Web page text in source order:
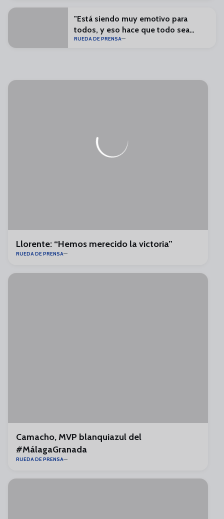
"Está siendo muy emotivo para
todos, y eso hace que todo sea
especial"
RUEDA DE PRENSA
Llorente: “Hemos merecido la victoria”
RUEDA DE PRENSA
Camacho, MVP blanquiazul del
#MálagaGranada
RUEDA DE PRENSA